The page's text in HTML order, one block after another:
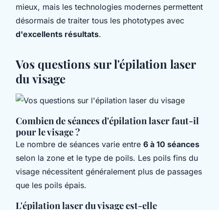
mieux, mais les technologies modernes permettent
désormais de traiter tous les phototypes avec
d'excellents résultats.
Vos questions sur l'épilation laser
du visage
Combien de séances d'épilation laser faut-il
pour le visage ?
Le nombre de séances varie entre 6 à 10 séances
selon la zone et le type de poils. Les poils fins du
visage nécessitent généralement plus de passages
que les poils épais.
L'épilation laser du visage est-elle